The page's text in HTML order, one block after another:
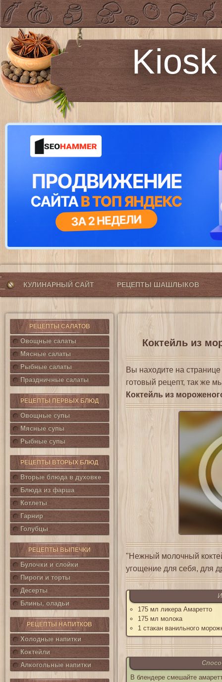
КУЛИНАРНЫЙ САЙТ РЕЦЕПТЫ ШАШЛЫКОВ
РЕЦЕПТЫ САЛАТОВ
Овощные салаты
Мясные салаты
Рыбные салаты
Праздничные салаты
РЕЦЕПТЫ ПЕРВЫХ БЛЮД
Овощные супы
Мясные супы
Рыбные супы
РЕЦЕПТЫ ВТОРЫХ БЛЮД
Вторые блюда в духовке
Блюда из фарша
Котлеты
Гарнир
Голубцы
РЕЦЕПТЫ ВЫПЕЧКИ
Булочки и слойки
Пироги и торты
Десерты
Блины, оладьи
РЕЦЕПТЫ НАПИТКОВ
Холодные напитки
Коктейли
Алкогольные напитки
Коктейль из
Вы находите на странице
готовый рецепт, так же
Коктейль из
"Нежный молочный
угощение для себя, для
175 мл ликера Амаретто
175 мл молока
1 стакан ванильного
В блендере смешайте